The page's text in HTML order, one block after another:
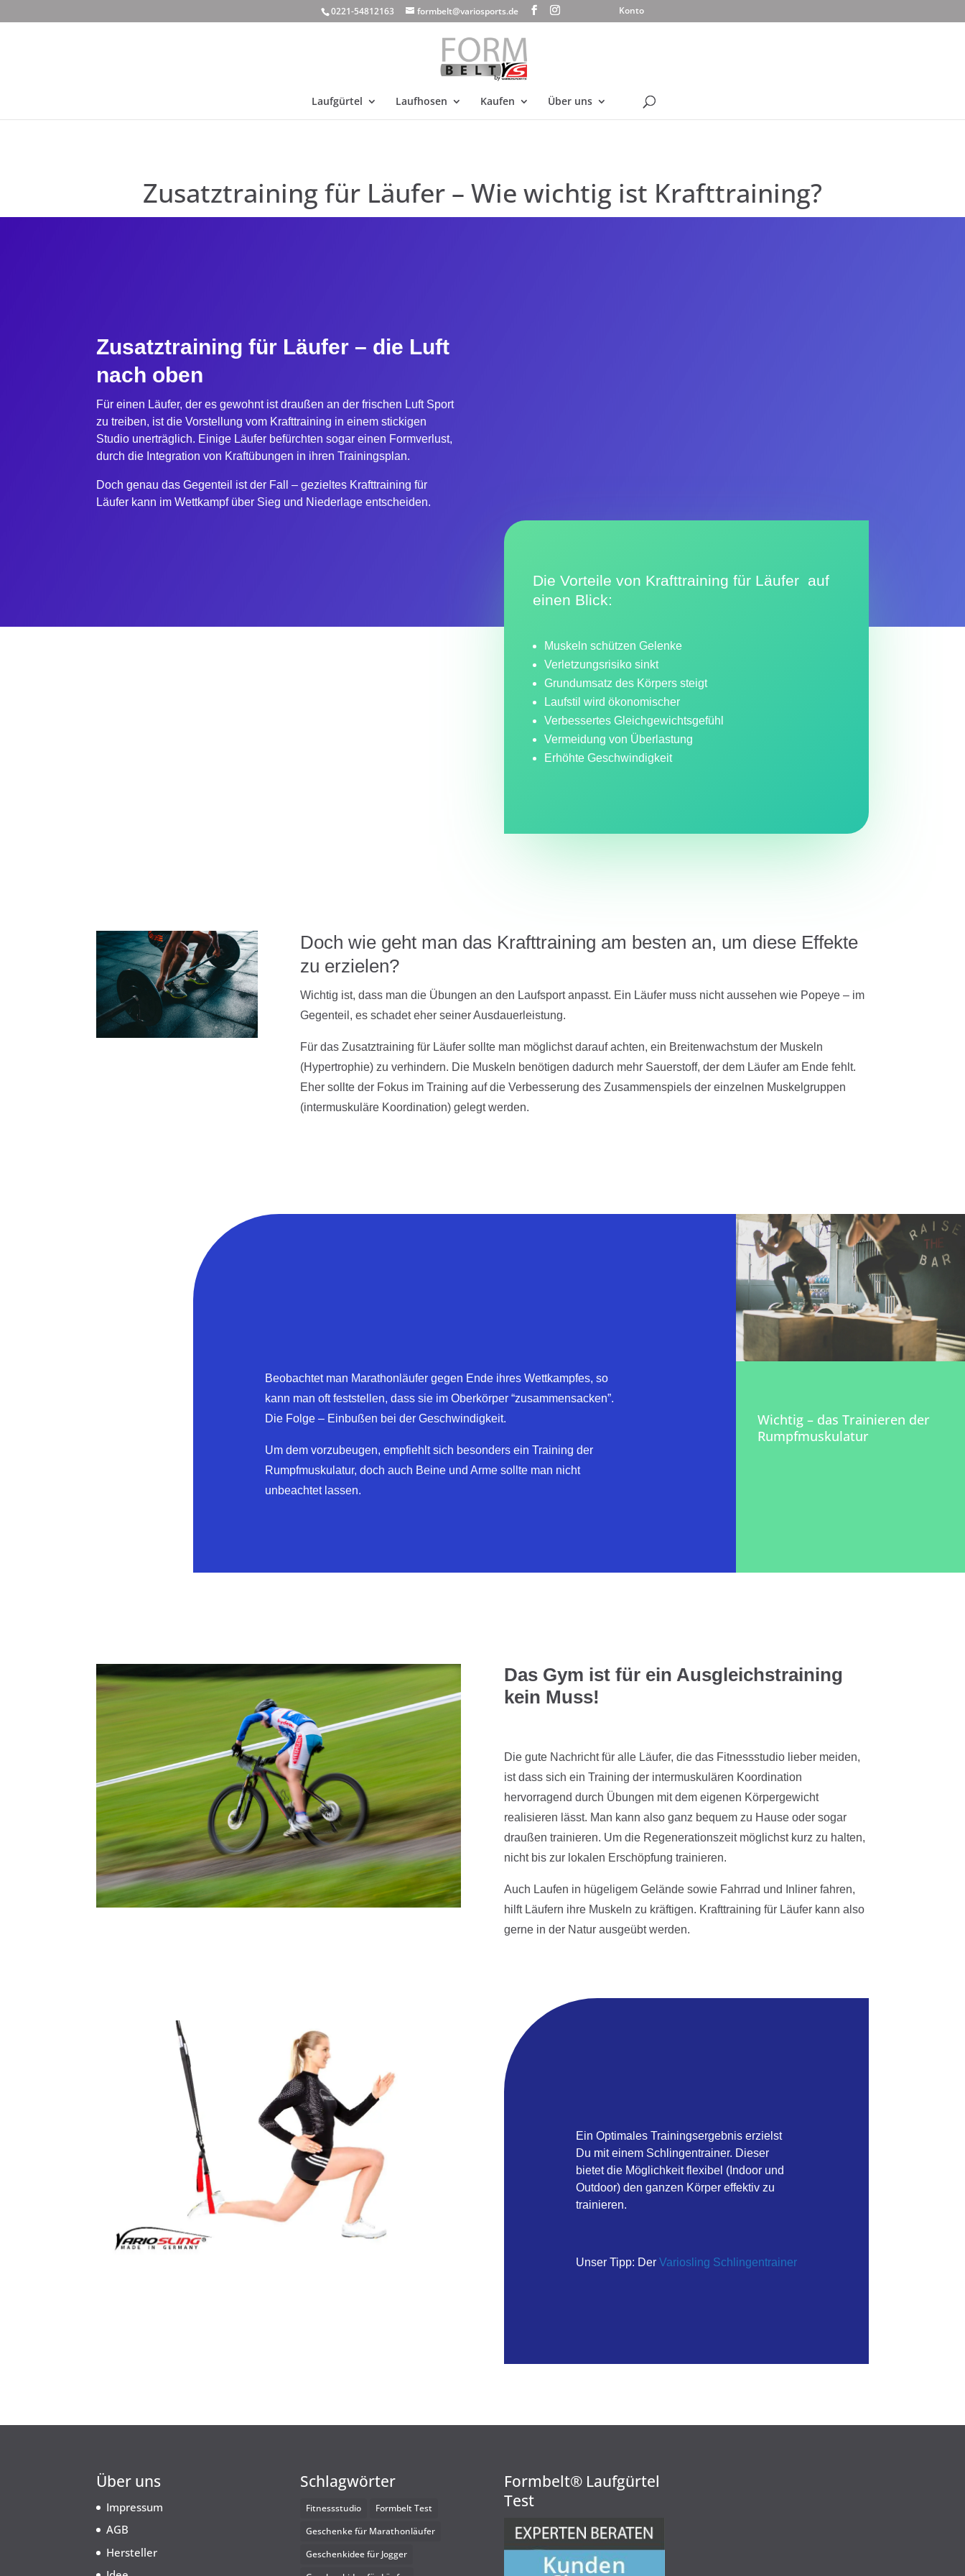
0221-54812163 formbelt@variosports.de Konto
Laufgürtel Laufhosen Kaufen Über uns
Zusatztraining für Läufer – Wie wichtig ist Krafttraining?
Zusatztraining für Läufer – die Luft
nach oben
Für einen Läufer, der es gewohnt ist draußen an der frischen Luft Sport
zu treiben, ist die Vorstellung vom Krafttraining in einem stickigen
Studio unerträglich. Einige Läufer befürchten sogar einen Formverlust,
durch die Integration von Kraftübungen in ihren Trainingsplan.
Doch genau das Gegenteil ist der Fall – gezieltes Krafttraining für
Läufer kann im Wettkampf über Sieg und Niederlage entscheiden.
Die Vorteile von Krafttraining für Läufer auf
einen Blick:
Muskeln schützen Gelenke
Verletzungsrisiko sinkt
Grundumsatz des Körpers steigt
Laufstil wird ökonomischer
Verbessertes Gleichgewichtsgefühl
Vermeidung von Überlastung
Erhöhte Geschwindigkeit
Doch wie geht man das Krafttraining am besten an, um diese Effekte
zu erzielen?
Wichtig ist, dass man die Übungen an den Laufsport anpasst. Ein Läufer muss nicht aussehen wie Popeye – im
Gegenteil, es schadet eher seiner Ausdauerleistung.
Für das Zusatztraining für Läufer sollte man möglichst darauf achten, ein Breitenwachstum der Muskeln
(Hypertrophie) zu verhindern. Die Muskeln benötigen dadurch mehr Sauerstoff, der dem Läufer am Ende fehlt.
Eher sollte der Fokus im Training auf die Verbesserung des Zusammenspiels der einzelnen Muskelgruppen
(intermuskuläre Koordination) gelegt werden.
Beobachtet man Marathonläufer gegen Ende ihres Wettkampfes, so
kann man oft feststellen, dass sie im Oberkörper “zusammensacken”.
Die Folge – Einbußen bei der Geschwindigkeit.
Um dem vorzubeugen, empfiehlt sich besonders ein Training der
Rumpfmuskulatur, doch auch Beine und Arme sollte man nicht
unbeachtet lassen.
Wichtig – das Trainieren der
Rumpfmuskulatur
Das Gym ist für ein Ausgleichstraining
kein Muss!
Die gute Nachricht für alle Läufer, die das Fitnessstudio lieber meiden,
ist dass sich ein Training der intermuskulären Koordination
hervorragend durch Übungen mit dem eigenen Körpergewicht
realisieren lässt. Man kann also ganz bequem zu Hause oder sogar
draußen trainieren. Um die Regenerationszeit möglichst kurz zu halten,
nicht bis zur lokalen Erschöpfung trainieren.
Auch Laufen in hügeligem Gelände sowie Fahrrad und Inliner fahren,
hilft Läufern ihre Muskeln zu kräftigen. Krafttraining für Läufer kann also
gerne in der Natur ausgeübt werden.
Ein Optimales Trainingsergebnis erzielst
Du mit einem Schlingentrainer. Dieser
bietet die Möglichkeit flexibel (Indoor und
Outdoor) den ganzen Körper effektiv zu
trainieren.
Unser Tipp: DerVariosling Schlingentrainer
Über uns
Impressum
AGB
Hersteller
Schlagwörter
Fitnessstudio
Formbelt Test
Geschenke für Marathonläufer
Geschenkidee für Jogger
Formbelt® Laufgürtel
Test